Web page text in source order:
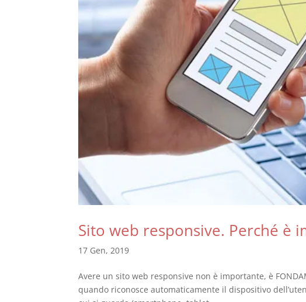
Sito web responsive. Perché è
17 Gen, 2019
Avere un sito web responsive non è importante, è
quando riconosce automaticamente il dispositivo